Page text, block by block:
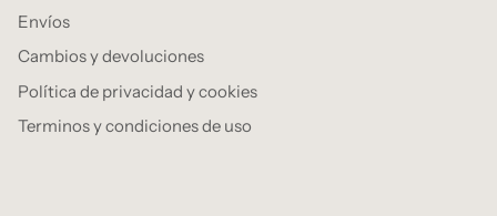
Envíos
Cambios y devoluciones
Política de privacidad y cookies
Terminos y condiciones de uso